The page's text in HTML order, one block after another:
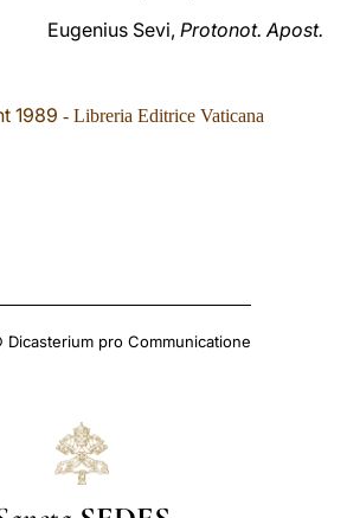
Eugenius Sevi, Protonot. Apost.
1989 - Libreria Editrice Vaticana
pro Communicatione